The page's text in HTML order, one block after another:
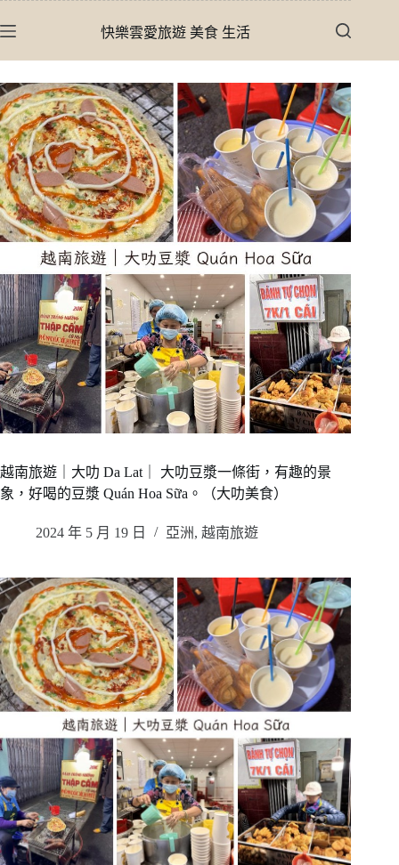
至
內
容
快樂雲愛旅遊 美食 生活
越南旅遊｜大叻 Da Lat｜ 大叻豆漿一條街，有趣的景
象，好喝的豆漿 Quán Hoa Sữa。（大叻美食）
2024 年 5 月 19 日 亞洲, 越南旅遊